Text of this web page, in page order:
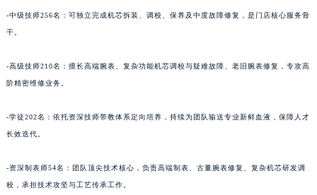
-中级技师256名：可独立完成机芯拆装、调校、保养及中度故障修复，是门店核心服务骨
干。
-高级技师210名：擅长高端腕表、复杂功能机芯调校与疑难故障、老旧腕表修复，专攻高
阶精密维修业务。
-学徒202名：依托资深技师带教体系定向培养，持续为团队输送专业新鲜血液，保障人才
长效迭代。
-资深制表师54名：团队顶尖技术核心，负责高端制表、古董腕表修复、复杂机芯研发调
校，承担技术攻坚与工艺传承工作。